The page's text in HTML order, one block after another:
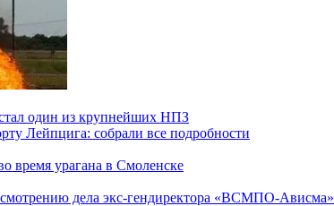
один из крупнейших НПЗ
Лейпцига: собрали все подробности
время урагана в Смоленске
дела экс-гендиректора «ВСМПО-Ависма»